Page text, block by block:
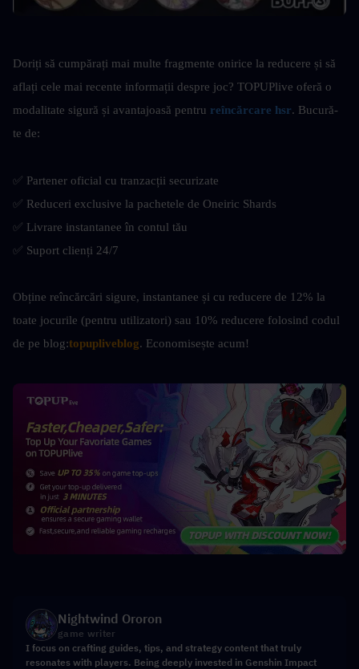
Doriți să cumpărați mai multe fragmente onirice la reducere și să
aflați cele mai recente informații despre joc? TOPUPlive oferă o
modalitate sigură și avantajoasă pentru reîncărcare hsr. Bucură-
te de:
✅ Partener oficial cu tranzacții securizate
✅ Reduceri exclusive la pachetele de Oneiric Shards
✅ Livrare instantanee în contul tău
✅ Suport clienți 24/7
Obține reîncărcări sigure, instantanee și cu reducere de 12% la
toate jocurile (pentru utilizatori) sau 10% reducere folosind codul
de pe blog:topupliveblog. Economisește acum!
Nightwind Ororon
game writer
I focus on crafting guides, tips, and strategy content that truly
resonates with players. Being deeply invested in Genshin Impact